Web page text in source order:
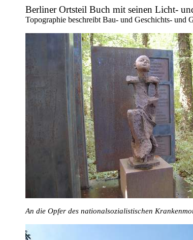
Berliner Ortsteil Buch mit seinen Licht-
Topographie beschreibt Bau- und Geschichts- und
An die Opfer des nationalsozialistischen